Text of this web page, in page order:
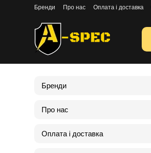
Перейти к основному контенту
Бренди Про нас Оплата і доставка
Бренди
Про нас
Оплата і доставка